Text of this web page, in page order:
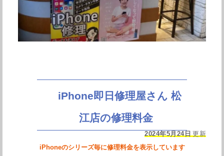
iPhone即日修理屋さん 松
江店の修理料金
iPhoneのシリーズ毎に修理料金を表示しています
2024年5月24日 更新